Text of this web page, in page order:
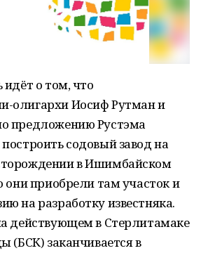
о том, что
олигархи Иосиф Рутман и
предложению Рустэма
содовый завод на
в Ишимбайском
они приобрели там участок и
на разработку известняка.
действующем в Стерлитамаке
(БСК) заканчивается в